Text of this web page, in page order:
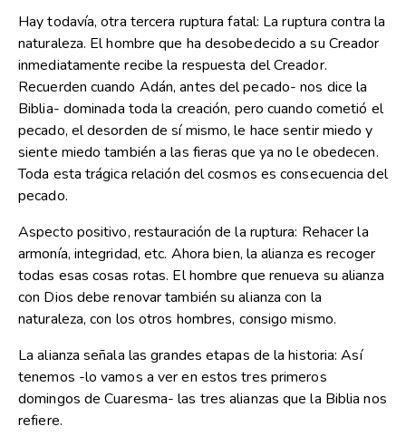
Hay todavía, otra tercera ruptura fatal: La ruptura contra la
naturaleza. El hombre que ha desobedecido a su Creador
inmediatamente recibe la respuesta del Creador.
Recuerden cuando Adán, antes del pecado- nos dice la
Biblia- dominada toda la creación, pero cuando cometió el
pecado, el desorden de sí mismo, le hace sentir miedo y
siente miedo también a las fieras que ya no le obedecen.
Toda esta trágica relación del cosmos es consecuencia del
pecado.
Aspecto positivo, restauración de la ruptura: Rehacer la
armonía, integridad, etc. Ahora bien, la alianza es recoger
todas esas cosas rotas. El hombre que renueva su alianza
con Dios debe renovar también su alianza con la
naturaleza, con los otros hombres, consigo mismo.
La alianza señala las grandes etapas de la historia: Así
tenemos -lo vamos a ver en estos tres primeros
domingos de Cuaresma- las tres alianzas que la Biblia nos
refiere.